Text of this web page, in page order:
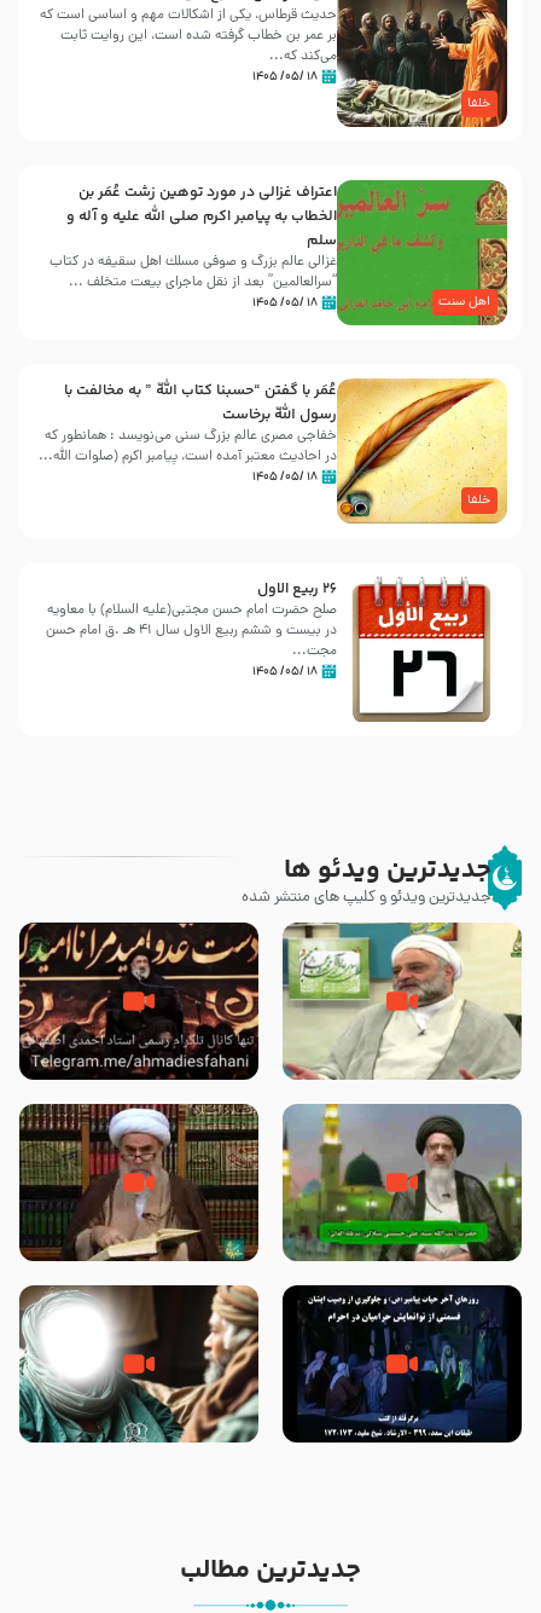
خلفا
حدیث قرطاس، یکی از اشکالات مهم و اساسی است که
بر عمر بن خطاب گرفته شده است، این روایت ثابت
می‌کند که...
۱۸ /۰۵/ ۱۴۰۵
اهل سنت
اعتراف غزالی در مورد توهین زشت عُمَر بن
الخطاب به پیامبر اکرم صلی الله علیه و آله و
سلم
غزالی عالم بزرگ و صوفی مسلك اهل سقيفه در کتاب
“سرالعالمین” بعد از نقل ماجرای بیعت متخلف ...
۱۸ /۰۵/ ۱۴۰۵
خلفا
عُمَر با گفتن “حسبنا كتاب اللّه ” به مخالفت با
رسول اللّه برخاست
خفاجی مصری عالم بزرگ سنی می‌نویسد : همانطور که
در احادیث معتبر آمده است، پیامبر اکرم (صلوات اللّه...
۱۸ /۰۵/ ۱۴۰۵
26 ربيع الاول
صلح حضرت امام حسن مجتبی(علیه السلام) با معاویه
در بیست و ششم ربیع الاول سال 41 هـ .ق امام حسن
مجت...
۱۸ /۰۵/ ۱۴۰۵
جدیدترین ویدئو ها
جدیدترین ویدئو و کلیپ های منتشر شده
علت برتری پیامبر اسلام بر سایر
پیامبران از زبان امیرالمؤمنین
خیانت و جفا به پیامبر با بکار بردن
کلمه رحلت بجای شهادت – حجت
آیا پیامبر اکرم صلی الله علیه وآله
بدون وصیت از دنیا رفته ‌اند؟ – آیت
صحیح بخاری و قتل رسول‌ خدا
{صلی ‌الله علیه‌ وآله} – آیت الله
روزهای آخر حیات پیامبر اکرم صلی
الله علیه و آله – قسمتی از
وصیتی که نوشته نشد (حدیث
قرطاس)
جدیدترین مطالب